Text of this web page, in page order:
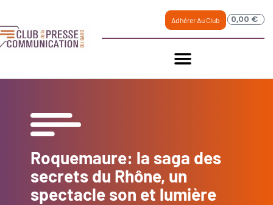
Adhérer Au Club 0,00 €
Roquemaure: la saga des
secrets du Rhône, un
spectacle son et lumière